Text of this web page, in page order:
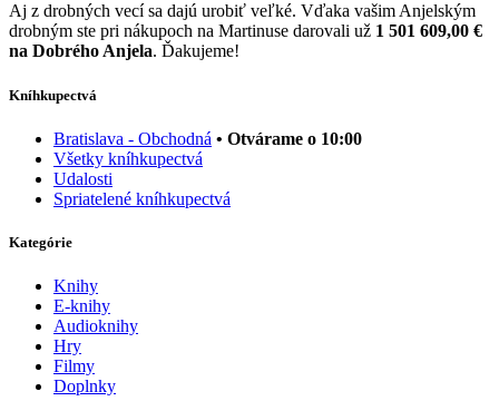
Aj z drobných vecí sa dajú urobiť veľké. Vďaka vašim Anjelským
drobným ste pri nákupoch na Martinuse darovali už 1 501 609,00 €
na Dobrého Anjela. Ďakujeme!
Kníhkupectvá
Bratislava - Obchodná • Otvárame o 10:00
Všetky kníhkupectvá
Udalosti
Spriatelené kníhkupectvá
Kategórie
Knihy
E-knihy
Audioknihy
Hry
Filmy
Doplnky